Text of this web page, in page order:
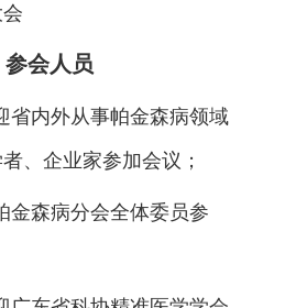
参会人员
省内外从事帕金森病领域
、企业家参加会议；
金森病分会全体委员参